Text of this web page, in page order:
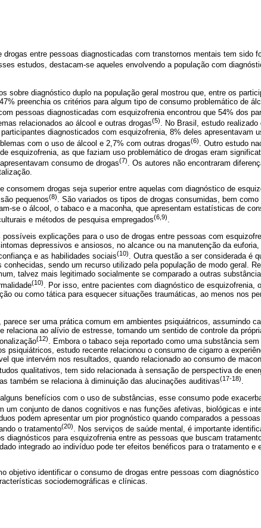
entre pessoas diagnosticadas com transtornos mentais tem sido
estudos, destacam-se aqueles envolvendo a população com
sobre diagnóstico duplo na população geral mostrou que, entre os
preenchia os critérios para algum tipo de consumo problemático de
pessoas diagnosticadas com esquizofrenia encontrou que 54% dos
relacionados ao álcool e outras drogas(5). No Brasil, estudo realizado
diagnosticados com esquizofrenia, 8% deles apresentavam
com o uso de álcool e 2,7% com outras drogas(6)
. Outro estudo
esquizofrenia, as que faziam uso problemático de drogas eram
consumo de drogas(7)
. Os autores não encontraram
consomem drogas seja superior entre aquelas com diagnóstico de
pequenos(8). São variados os tipos de drogas consumidas, bem como
se o álcool, o tabaco e a maconha, que apresentam estatísticas de
e métodos de pesquisa empregados(6,9)
possíveis explicações para o uso de drogas entre pessoas com
depressivos e ansiosos, no alcance ou na manutenção da
e as habilidades sociais(10). Outra questão a ser considerada é
sendo um recurso utilizado pela população de modo geral.
talvez mais legitimado socialmente se comparado a outras
(10)
. Por isso, entre pacientes com diagnóstico de esquizofrenia,
ou como tática para esquecer situações traumáticas, ao menos nos
ser uma prática comum em ambientes psiquiátricos, assumindo
relaciona ao alívio de estresse, tomando um sentido de controle da
(12). Embora o tabaco seja reportado como uma substância
psiquiátricos, estudo recente relacionou o consumo de cigarro a
que intervém nos resultados, quando relacionado ao consumo de
qualitativos, tem sido relacionada à sensação de perspectiva de
também se relaciona à diminuição das alucinações auditivas(17-18).
benefícios com o uso de substâncias, esse consumo pode
um conjunto de danos cognitivos e nas funções afetivas, biológicas e
podem apresentar um pior prognóstico quando comparados a
o tratamento(20)
. Nos serviços de saúde mental, é importante
diagnósticos para esquizofrenia entre as pessoas que buscam
integrado ao indivíduo pode ter efeitos benéficos para o tratamento e
objetivo identificar o consumo de drogas entre pessoas com diagnóstico
sociodemográficas e clínicas.